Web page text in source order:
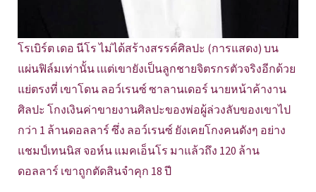
โรเบิร์ต เดอ นีโร ไม่ได้สร้างสรรค์ศิลปะ (การแสดง) บน
แผ่นฟิล์มเท่านั้น เแต่เขายังเป็นลูกชายจิตรกรตัวจริงอีกด้วย
แย่ตรงที่ เขาโดน ลอว์เรนซ์ ซาลานเดอร์ นายหน้าค้างาน
ศิลปะ โกงเงินค่าขายงานศิลปะของพ่อผู้ล่วงลับของเขาไป
กว่า 1 ล้านดอลลาร์ ซึ่ง ลอว์เรนซ์ ยังเคยโกงคนดังๆ อย่าง
แชมป์เทนนิส จอห์น แมคเอ็นโร มาแล้วถึง 120 ล้าน
ดอลลาร์ เขาถูกตัดสินจำคุก 18 ปี